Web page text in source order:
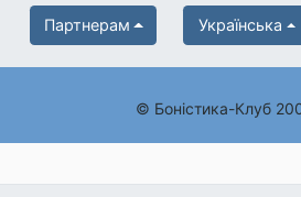
Партнерам Українська
© Боністика-Клуб